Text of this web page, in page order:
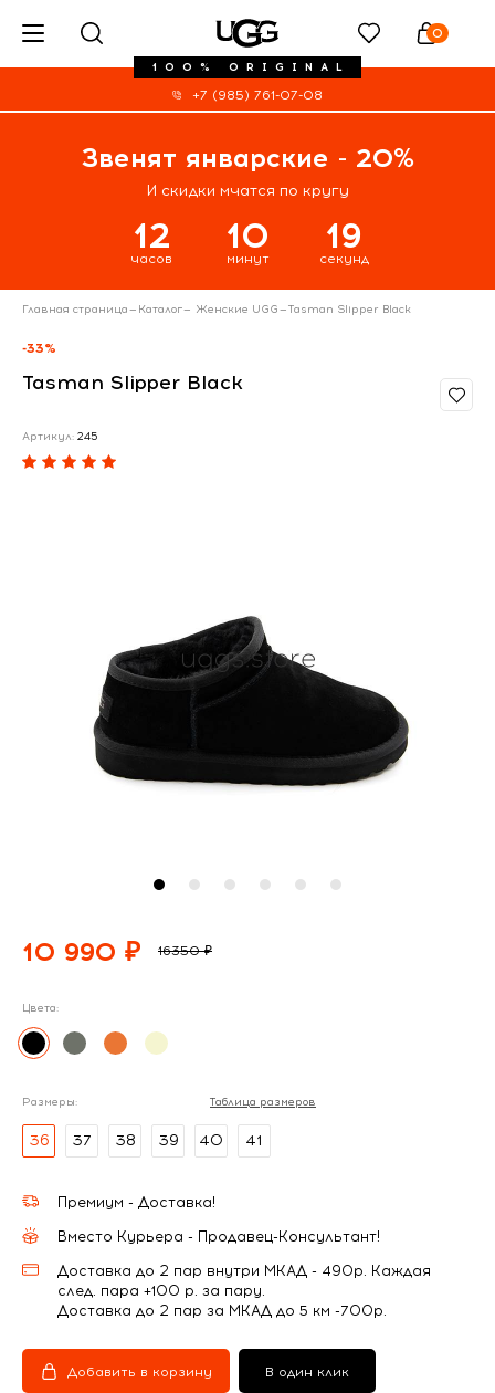
100% ORIGINAL
0
+7 (985) 761-07-08
Звенят январские - 20%
И скидки мчатся по кругу
12
часов
10
минут
18
секунд
Главная страница— Каталог— Женские UGG—Tasman Slipper Black
-33%
Tasman Slipper Black
Артикул: 245
10 990 ₽ 16350 ₽
Цвета:
Размеры: Таблица размеров
36 37 38 39 40 41
Премиум - Доставка!
Вместо Курьера - Продавец-Консультант!
Доставка до 2 пар внутри МКАД - 490р. Каждая
след. пара +100 р. за пару.
Доставка до 2 пар за МКАД до 5 км -700р.
Добавить в корзину В один клик